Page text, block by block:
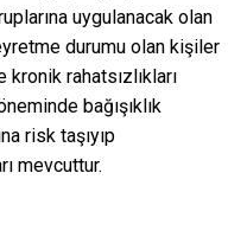
uygulanacak olan
durumu olan kişiler
rahatsızlıkları
bağışıklık
risk taşıyıp
mevcuttur.